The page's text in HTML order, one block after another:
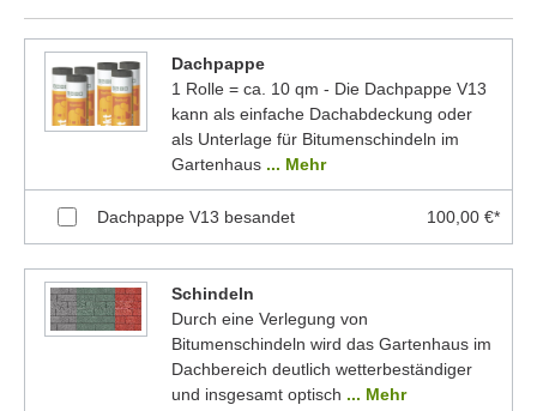
Dachpappe
1 Rolle = ca. 10 qm - Die Dachpappe V13
kann als einfache Dachabdeckung oder
als Unterlage für Bitumenschindeln im
Gartenhaus ... Mehr
Dachpappe V13 besandet 100,00 €*
Schindeln
Durch eine Verlegung von
Bitumenschindeln wird das Gartenhaus im
Dachbereich deutlich wetterbeständiger
und insgesamt optisch ... Mehr